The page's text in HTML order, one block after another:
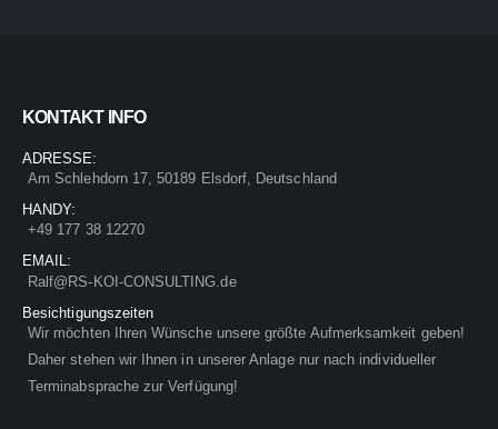
KONTAKT INFO
ADRESSE:
Am Schlehdorn 17, 50189 Elsdorf, Deutschland
HANDY:
+49 177 38 12270
EMAIL:
Ralf@RS-KOI-CONSULTING.de
Besichtigungszeiten
Wir möchten Ihren Wünsche unsere größte Aufmerksamkeit geben!
Daher stehen wir Ihnen in unserer Anlage nur nach individueller
Terminabsprache zur Verfügung!